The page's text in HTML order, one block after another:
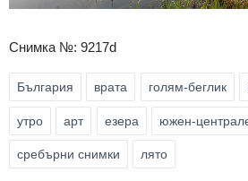
Снимка №: 9217d
България врата голям-беглик
утро арт езера южен-
сребърни снимки лято